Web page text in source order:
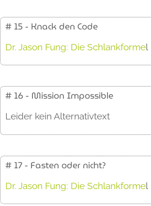
# 15 - Knack den Code
Dr. Jason Fung: Die Schlankformel
# 16 - Mission Impossible
Leider kein Alternativtext
# 17 - Fasten oder nicht?
Dr. Jason Fung: Die Schlankformel